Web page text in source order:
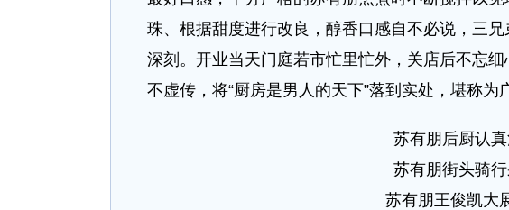
珠、根据甜度进行改良，醇香口感自不必说，三
深刻。开业当天门庭若市忙里忙外，关店后不忘
不虚传，将“厨房是男人的天下”落到实处，堪称为
苏有朋后厨认
苏有朋街头骑
苏有朋王俊凯大